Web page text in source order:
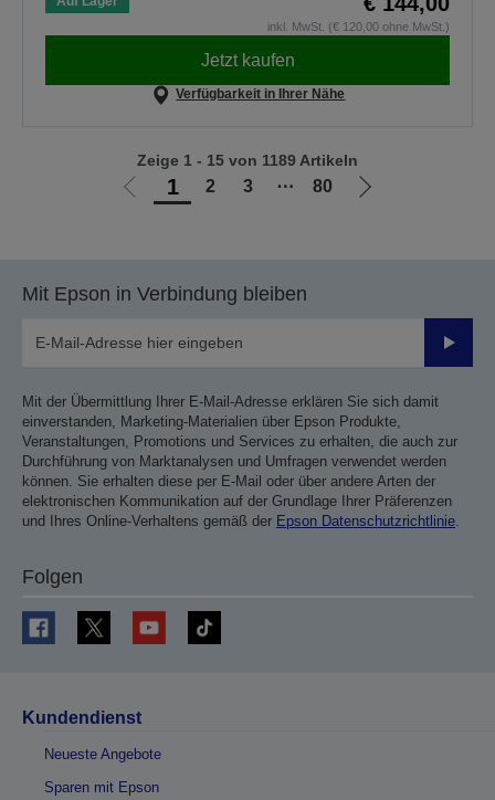
inkl. MwSt. (€ 120,00 ohne MwSt.)
Jetzt kaufen
Verfügbarkeit in Ihrer Nähe
Zur
1 2 3 ⋯ 80
Zur
Zeige 1 - 15 von 1189 Artikeln
Mit Epson in Verbindung bleiben
Mit der Übermittlung Ihrer E-Mail-Adresse erklären Sie sich damit
einverstanden, Marketing-Materialien über Epson Produkte,
Veranstaltungen, Promotions und Services zu erhalten, die auch zur
Durchführung von Marktanalysen und Umfragen verwendet werden
können. Sie erhalten diese per E-Mail oder über andere Arten der
elektronischen Kommunikation auf der Grundlage Ihrer Präferenzen
und Ihres Online-Verhaltens gemäß der Epson Datenschutzrichtlinie.
Folgen
Kundendienst
Neueste Angebote
Sparen mit Epson